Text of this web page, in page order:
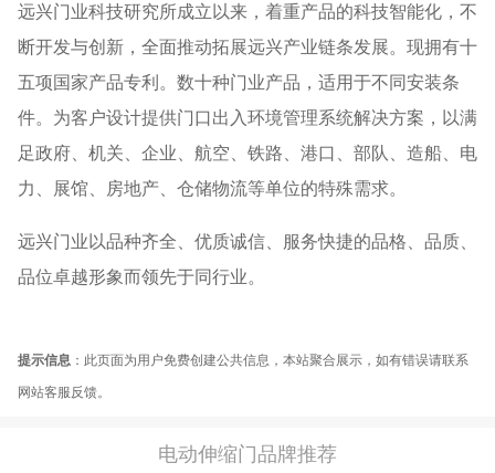
远兴门业科技研究所成立以来，着重产品的科技智能化，不
断开发与创新，全面推动拓展远兴产业链条发展。现拥有十
五项国家产品专利。数十种门业产品，适用于不同安装条
件。为客户设计提供门口出入环境管理系统解决方案，以满
足政府、机关、企业、航空、铁路、港口、部队、造船、电
力、展馆、房地产、仓储物流等单位的特殊需求。
远兴门业以品种齐全、优质诚信、服务快捷的品格、品质、
品位卓越形象而领先于同行业。
提示信息 ：此页面为用户免费创建公共信息，本站聚合展示，如有错误请联系
网站客服反馈。
电动伸缩门品牌推荐